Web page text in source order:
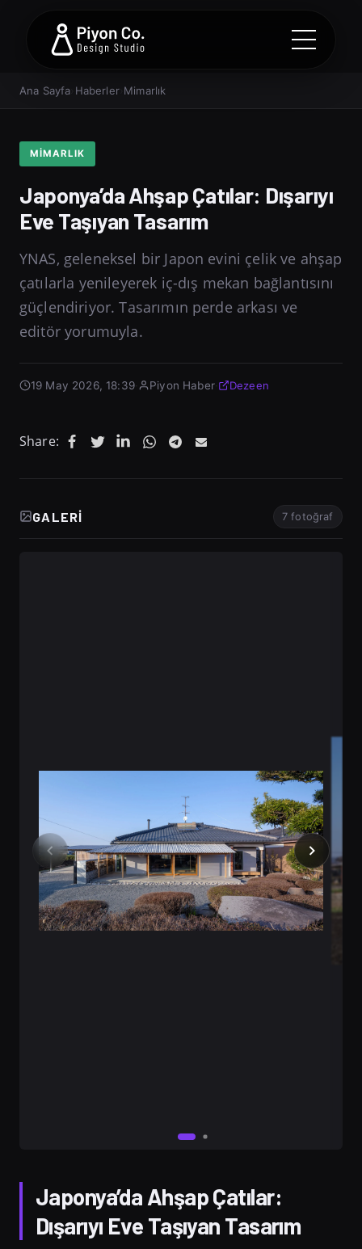
Ana Sayfa Haberler› Mimarlık
MIMARLIK
Japonya’da Ahşap Çatılar: Dışarıyı
Eve Taşıyan Tasarım
YNAS, geleneksel bir Japon evini çelik ve ahşap
çatılarla yenileyerek iç-dış mekan bağlantısını
güçlendiriyor. Tasarımın perde arkası ve
editör yorumuyla.
19 May 2026, 18:39· Piyon Haber· Dezeen
Share:
GALERI 7 fotoğraf
Japonya’da Ahşap Çatılar:
Dışarıyı Eve Taşıyan Tasarım